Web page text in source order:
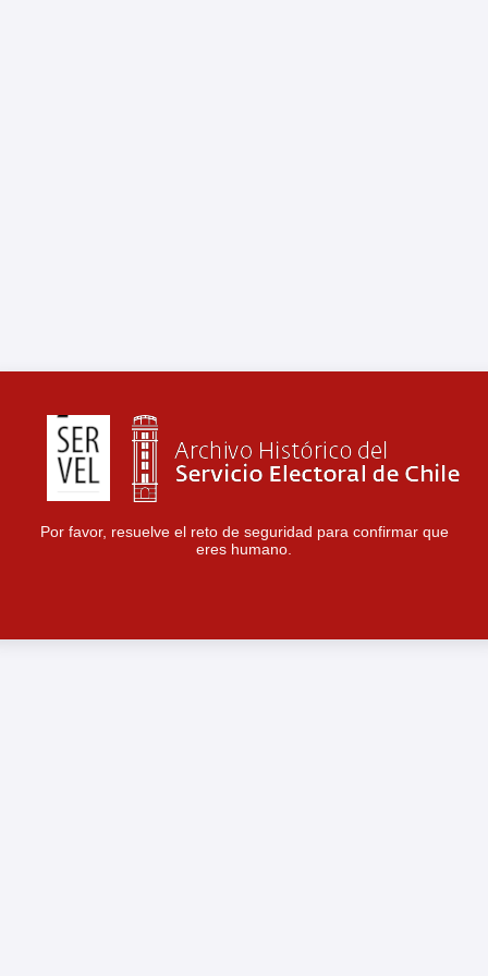
Por favor, resuelve el reto de seguridad para confirmar que
eres humano.